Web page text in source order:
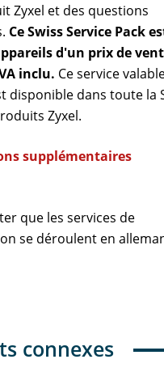
Zyxel et des questions
Ce Swiss Service Pack
d'un prix de
inclu. Ce service
disponible dans toute la
Zyxel.
supplémentaires
que les services de
se déroulent en
connexes